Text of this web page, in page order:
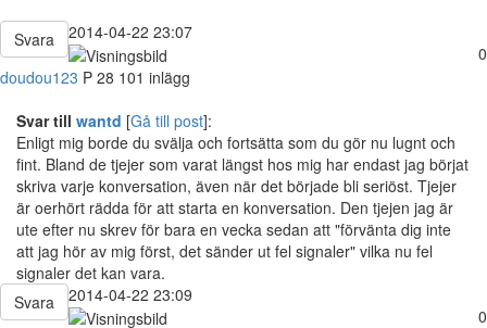
Svara
2014-04-22 23:07
0
doudou123 P 28 101 inlägg
Svar till wantd [Gå till post]:
Enligt mig borde du svälja och fortsätta som du gör nu lugnt och
fint. Bland de tjejer som varat längst hos mig har endast jag börjat
skriva varje konversation, även när det började bli seriöst. Tjejer
är oerhört rädda för att starta en konversation. Den tjejen jag är
ute efter nu skrev för bara en vecka sedan att "förvänta dig inte
att jag hör av mig först, det sänder ut fel signaler" vilka nu fel
signaler det kan vara.
Svara
2014-04-22 23:09
0